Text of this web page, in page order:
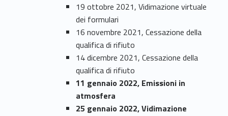
19 ottobre 2021, Vidimazione virtuale
dei formulari
16 novembre 2021, Cessazione della
qualifica di rifiuto
14 dicembre 2021, Cessazione della
qualifica di rifiuto
11 gennaio 2022, Emissioni in
atmosfera
25 gennaio 2022, Vidimazione